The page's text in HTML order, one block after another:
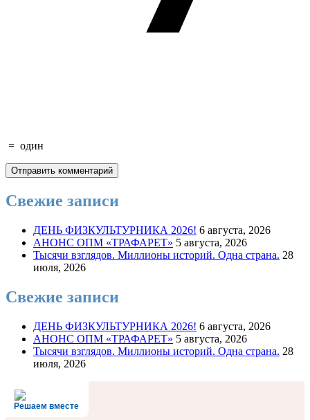
= один
Свежие записи
ДЕНЬ ФИЗКУЛЬТУРНИКА 2026! 6 августа, 2026
АНОНС ОПМ «ТРАФАРЕТ» 5 августа, 2026
Тысячи взглядов. Миллионы историй. Одна страна. 28
июля, 2026
Свежие записи
ДЕНЬ ФИЗКУЛЬТУРНИКА 2026! 6 августа, 2026
АНОНС ОПМ «ТРАФАРЕТ» 5 августа, 2026
Тысячи взглядов. Миллионы историй. Одна страна. 28
июля, 2026
Решаем вместе